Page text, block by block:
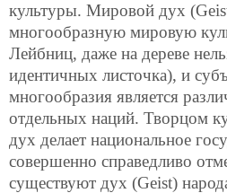
культуры. Мировой дух
многообразную мировую
Лейбниц, даже на дереве
идентичных листочка), и
многообразия является
отдельных наций. Творцом
дух делает национальное
совершенно справедливо
существуют дух (Geist)